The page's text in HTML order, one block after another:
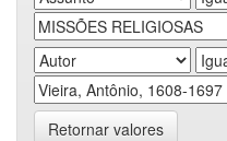
Retornar valores